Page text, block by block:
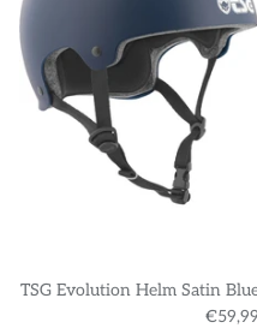
TSG Evolution Helm Satin
€59,99